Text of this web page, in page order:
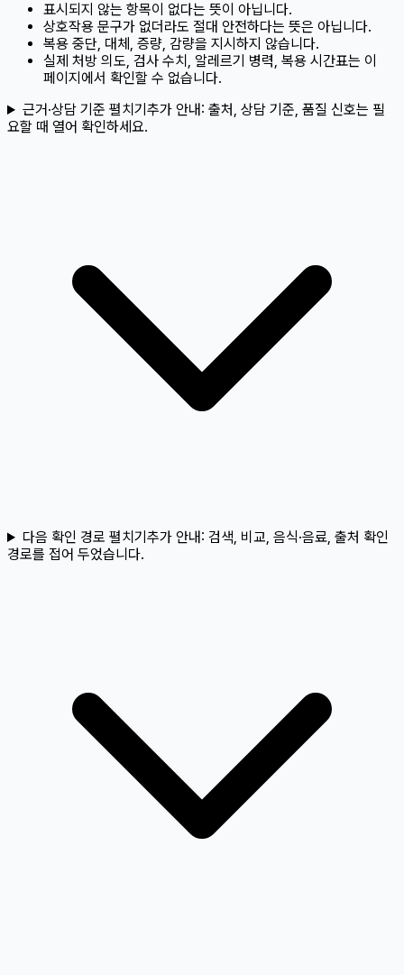
표시되지 않는 항목이 없다는 뜻이 아닙니다.
상호작용 문구가 없더라도 절대 안전하다는 뜻은 아닙니다.
복용 중단, 대체, 증량, 감량을 지시하지 않습니다.
실제 처방 의도, 검사 수치, 알레르기 병력, 복용 시간표는 이
페이지에서 확인할 수 없습니다.
근거·상담 기준 펼치기추가 안내: 출처, 상담 기준, 품질 신호는 필
요할 때 열어 확인하세요.
다음 확인 경로 펼치기추가 안내: 검색, 비교, 음식·음료, 출처 확인
경로를 접어 두었습니다.